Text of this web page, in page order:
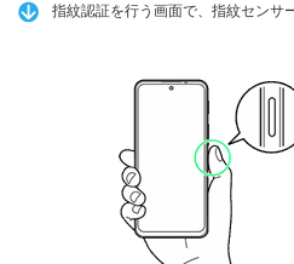
指紋認証を行う画面で、指紋センサ